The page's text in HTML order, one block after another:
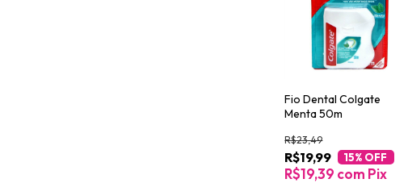
Fio Dental Colgate
Menta 50m
R$19,99
R$23,49
15% OFF
R$19,39 com Pix